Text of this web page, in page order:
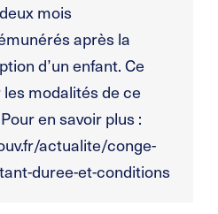
mois
après la
d’un enfant. Ce
les modalités de ce
en savoir plus :
actualite/conge-
duree-et-conditions